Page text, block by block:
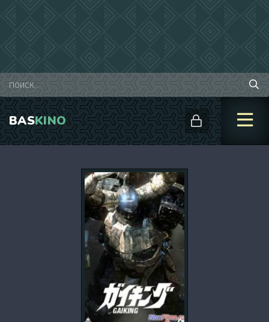
BASKINO